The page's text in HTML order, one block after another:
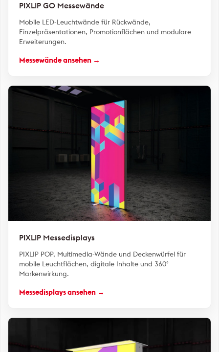
PIXLIP GO Messewände
Mobile LED-Leuchtwände für Rückwände,
Einzelpräsentationen, Promotionflächen und modulare
Erweiterungen.
Messewände ansehen
PIXLIP Messedisplays
PIXLIP POP, Multimedia-Wände und Deckenwürfel für
mobile Leuchtflächen, digitale Inhalte und 360°
Markenwirkung.
Messedisplays ansehen